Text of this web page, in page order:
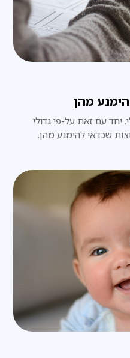
מהן
יחד עם זאת על-פי גדולי
שכדאי להימנע מהן.